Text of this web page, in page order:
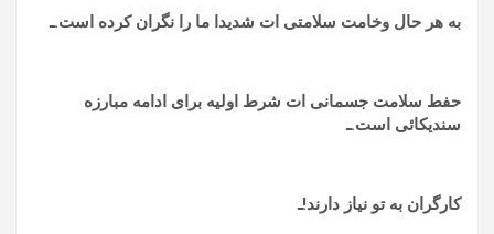
به هر حال وخامت سلامتی ات شدیدا ما را نگران کرده است.ـ
حفط سلامت جسمانی ات شرط اولیه برای ادامه مبارزه
سندیکائی است.ـ
کارگران به تو نیاز دارند!ـ